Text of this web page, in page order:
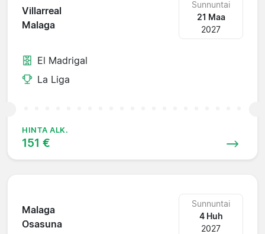
Villarreal
Malaga
Sunnuntai
21 Maa
2027
El Madrigal
La Liga
HINTA ALK.
151 €
Malaga
Osasuna
Sunnuntai
4 Huh
2027